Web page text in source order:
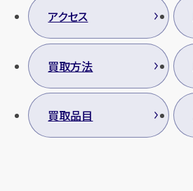
アクセス
買取方法
買取品目